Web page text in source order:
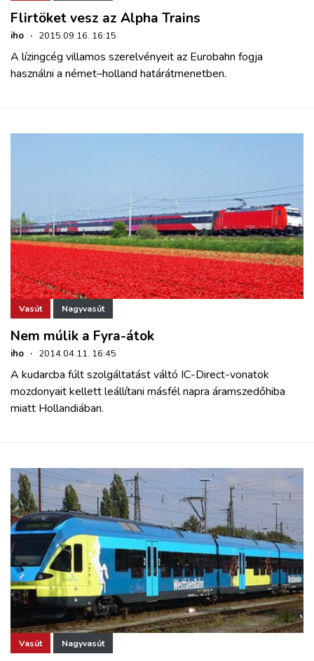
Flirtöket vesz az Alpha Trains
iho · 2015.09.16. 16:15
A lízingcég villamos szerelvényeit az Eurobahn fogja
használni a német–holland határátmenetben.
Vasút Nagyvasút
Nem múlik a Fyra-átok
iho · 2014.04.11. 16:45
A kudarcba fúlt szolgáltatást váltó IC-Direct-vonatok
mozdonyait kellett leállítani másfél napra áramszedőhiba
miatt Hollandiában.
Vasút Nagyvasút